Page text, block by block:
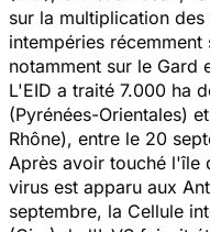
sur la multiplication des
intempéries
notamment sur le Gard
L'EID a traité 7.000 ha
(Pyrénées-Orientales)
Rhône), entre le 20
Après avoir touché l'île
virus est apparu aux
septembre, la Cellule